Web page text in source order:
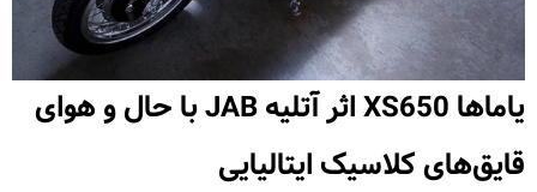
یاماها XS650 اثر آتلیه JAB با حال و هوای
قایق‌های کلاسیک ایتالیایی